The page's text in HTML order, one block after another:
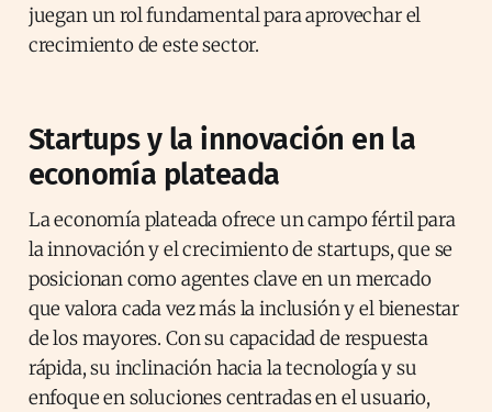
juegan un rol fundamental para aprovechar el
crecimiento de este sector.
Startups y la innovación en la
economía plateada
La economía plateada ofrece un campo fértil para
la innovación y el crecimiento de startups, que se
posicionan como agentes clave en un mercado
que valora cada vez más la inclusión y el bienestar
de los mayores. Con su capacidad de respuesta
rápida, su inclinación hacia la tecnología y su
enfoque en soluciones centradas en el usuario,